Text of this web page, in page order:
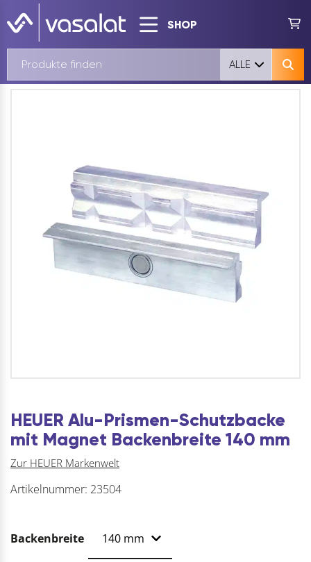
SHOP
ALLE
HEUER Alu-Prismen-Schutzbacke
mit Magnet Backenbreite 140 mm
Zur HEUER Markenwelt
Artikelnummer: 23504
Backenbreite